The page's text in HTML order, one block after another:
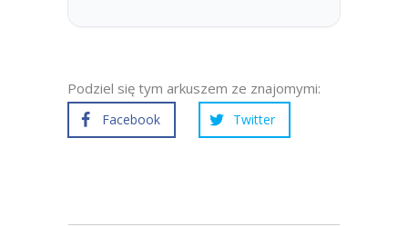
Podziel się tym arkuszem ze znajomymi:
Facebook Twitter